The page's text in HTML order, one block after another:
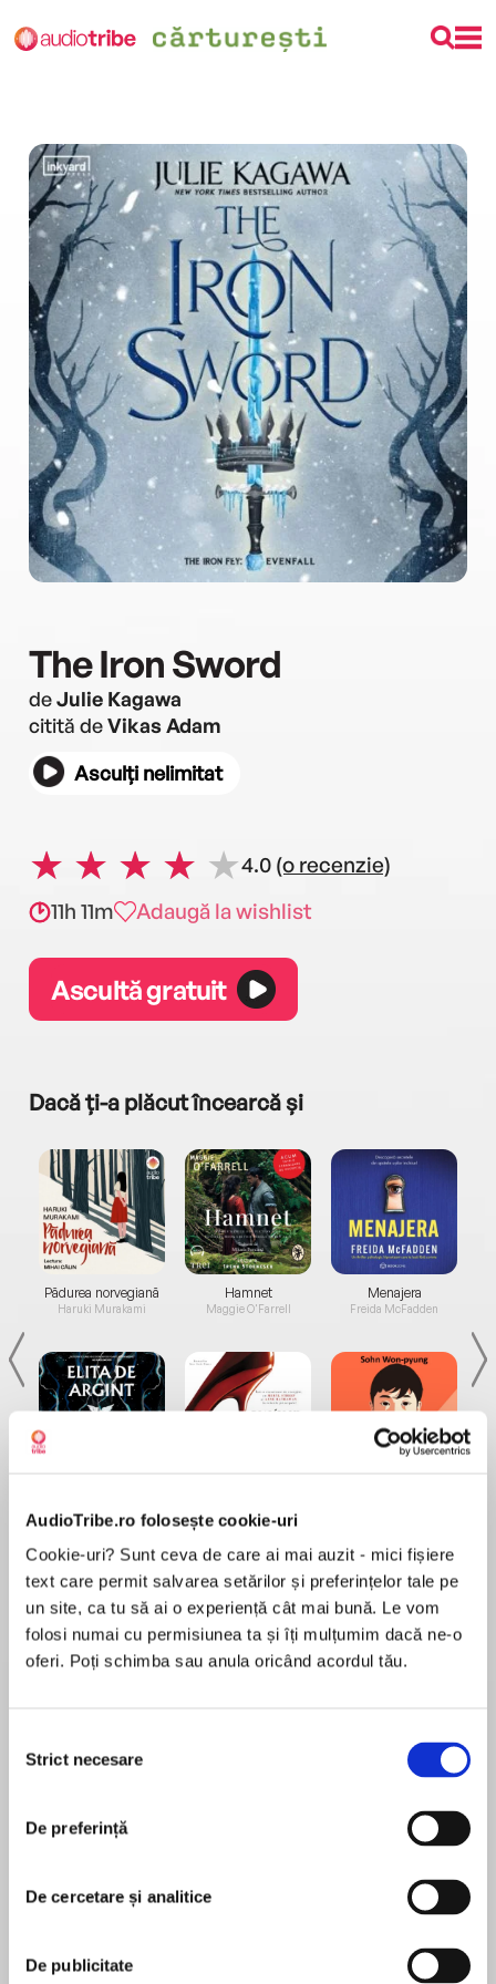
AudioTribe.ro folosește cookie-uri
Cookie-uri? Sunt ceva de care ai mai auzit - mici fișiere
text care permit salvarea setărilor și preferințelor tale pe
un site, ca tu să ai o experiență cât mai bună. Le vom
folosi numai cu permisiunea ta și îți mulțumim dacă ne-o
oferi. Poți schimba sau anula oricând acordul tău.
consimțământului
Strict necesare
De preferință
De cercetare și analitice
De publicitate
The Iron Sword
deJulie Kagawa
citită deVikas Adam
Asculți nelimitat
4.0 (o recenzie)
11h 11m
Adaugă la wishlist
Ascultă gratuit
Dacă ți-a plăcut încearcă și
Pădurea norvegiană
Haruki Murakami
de...
Dani Francis
Hamnet
Maggie O'Farrell
la...
Lauren Weisberger
Menajera
Freida McFadden
Desprecarte
As Evenfall nears, the stakes grow ever higher
Banished from the Winter Court for daring to fall
in love, Prince Ash achieved the impossible and
journeyed to the End of the World to earn a soul
and keep his vow to always stand beside Queen
Now he faces even more incomprehensible
odds. Their son, King Keirran of the Forgotten, is
missing. Something more ancient than the
În acest moment nu există recenzii
Julie Kagawa